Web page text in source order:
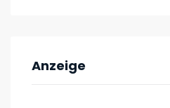
Anzeige